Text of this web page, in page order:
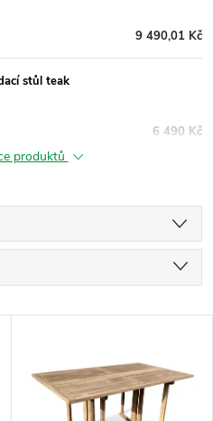
9 490,01 Kč
stůl teak
6 490 Kč
produktů